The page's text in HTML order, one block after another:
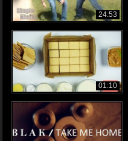
24:53
01:10